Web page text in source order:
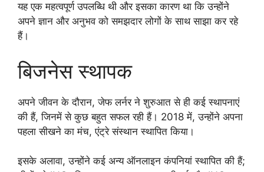
यह एक महत्वपूर्ण उपलब्धि थी और इसका कारण था कि उन्होंने
अपने ज्ञान और अनुभव को समझदार लोगों के साथ साझा कर रहे
हैं।
बिजनेस स्थापक
अपने जीवन के दौरान, जेफ लर्नर ने शुरुआत से ही कई स्थापनाएं
की हैं, जिनमें से कुछ बहुत सफल रही हैं। 2018 में, उन्होंने अपना
पहला सीखने का मंच, एंट्रे संस्थान स्थापित किया।
इसके अलावा, उन्होंने कई अन्य ऑनलाइन कंपनियां स्थापित की हैं;